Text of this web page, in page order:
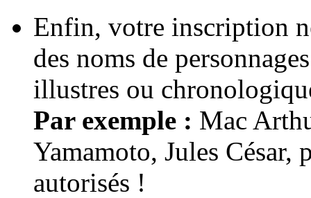
Enfin, votre inscription
des noms de
illustres ou
Par exemple : Mac
Yamamoto, Jules César,
autorisés !